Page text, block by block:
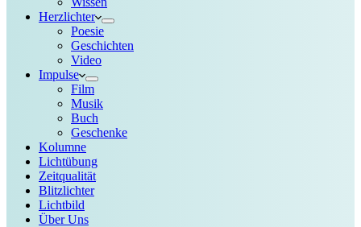
Herzlichter
Poesie
Geschichten
Video
Impulse
Film
Musik
Buch
Geschenke
Kolumne
Lichtübung
Zeitqualität
Blitzlichter
Lichtbild
Über Uns